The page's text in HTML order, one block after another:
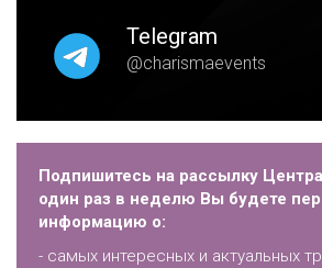
Telegram
@charismaevents
Подпишитесь на рассылку
один раз в неделю Вы будете
информацию о:
- самых интересных и актуальных